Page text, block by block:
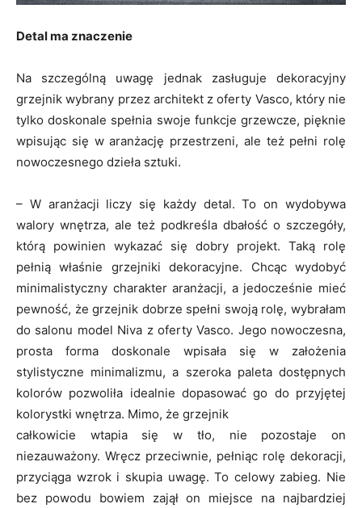
Detal ma znaczenie
Na szczególną uwagę jednak zasługuje dekoracyjny
grzejnik wybrany przez architekt z oferty Vasco, który nie
tylko doskonale spełnia swoje funkcje grzewcze, pięknie
wpisując się w aranżację przestrzeni, ale też pełni rolę
nowoczesnego dzieła sztuki.
– W aranżacji liczy się każdy detal. To on wydobywa
walory wnętrza, ale też podkreśla dbałość o szczegóły,
którą powinien wykazać się dobry projekt. Taką rolę
pełnią właśnie grzejniki dekoracyjne. Chcąc wydobyć
minimalistyczny charakter aranżacji, a jedocześnie mieć
pewność, że grzejnik dobrze spełni swoją rolę, wybrałam
do salonu model Niva z oferty Vasco. Jego nowoczesna,
prosta forma doskonale wpisała się w założenia
stylistyczne minimalizmu, a szeroka paleta dostępnych
kolorów pozwoliła idealnie dopasować go do przyjętej
kolorystki wnętrza. Mimo, że grzejnik
całkowicie wtapia się w tło, nie pozostaje on
niezauważony. Wręcz przeciwnie, pełniąc rolę dekoracji,
przyciąga wzrok i skupia uwagę. To celowy zabieg. Nie
bez powodu bowiem zajął on miejsce na najbardziej